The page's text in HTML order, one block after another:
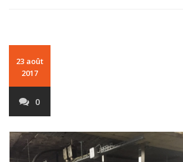
23 août
2017
0